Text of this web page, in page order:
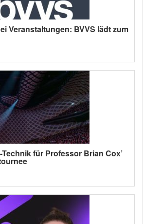
Veranstaltungen: BVVS lädt zum
für Professor Brian Cox’